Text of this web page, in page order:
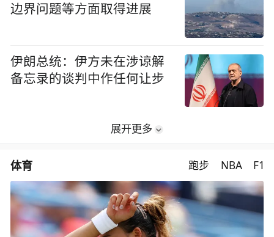
边界问题等方面取得进展
伊朗总统：伊方未在涉谅解
备忘录的谈判中作任何让步
展开更多
体育 跑步 NBA F1